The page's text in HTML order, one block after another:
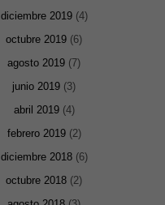
diciembre 2019(4)
octubre 2019 (6)
agosto 2019 (7)
junio 2019 (3)
abril 2019(4)
febrero 2019(2)
diciembre 2018(6)
octubre 2018 (2)